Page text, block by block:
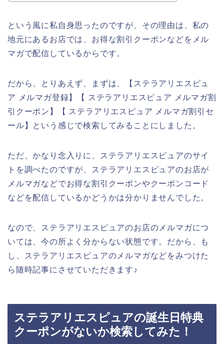
という風に私自身思ったのですが、その理由は、私の
地元にあるお店では、お得な割引クーポンなどをメル
マガで配信しているからです。
だから、とりあえず、まずは、【ステラアリエスピュ
ア メルマガ登録】【 ステラアリエスピュア メルマガ割
引クーポン】【 ステラアリエスピュア メルマガ割引セ
ール】という感じで検索してみることにしました。
ただ、かなり念入りに、ステラアリエスピュアのサイ
トを調べたのですが、ステラアリエスピュアのお店が
メルマガなどでお得な割引クーポンやクーポンコード
などを配信しているかどうかは分かりませんでした。
なので、ステラアリエスピュアのお店のメルマガにつ
いては、今の所よく分からない状態です。だから、も
し、ステラアリエスピュアのメルマガなどをみつけた
ら随時記事にさせていただきます♪
ステラアリエスピュアの誕生日特典
クーポンがないか検索してみた！